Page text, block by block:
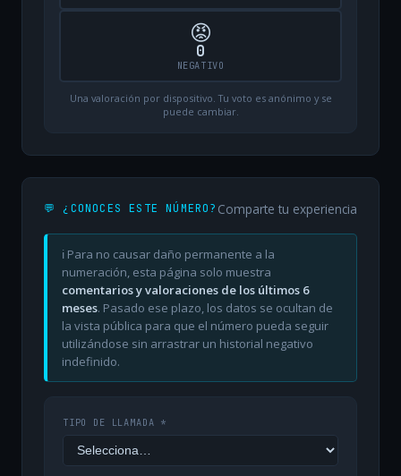
😡
0
NEGATIVO
Una valoración por dispositivo. Tu voto es anónimo y se
puede cambiar.
💬 ¿CONOCES ESTE NÚMERO? Comparte tu experiencia
ℹ️ Para no causar daño permanente a la
numeración, esta página solo muestra
comentarios y valoraciones de los últimos 6
meses. Pasado ese plazo, los datos se ocultan de
la vista pública para que el número pueda seguir
utilizándose sin arrastrar un historial negativo
indefinido.
TIPO DE LLAMADA *